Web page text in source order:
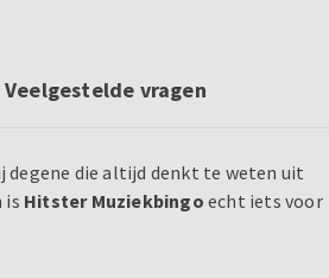
Veelgestelde vragen
degene die altijd denkt te weten uit
is Hitster Muziekbingo echt iets voor